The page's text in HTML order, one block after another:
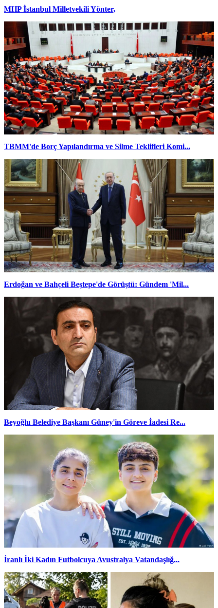
MHP İstanbul Milletvekili Yönter,
TBMM'de Borç Yapılandırma ve Silme Teklifleri Komi...
Erdoğan ve Bahçeli Beştepe'de Görüştü: Gündem 'Mil...
Beyoğlu Belediye Başkanı Güney'in Göreve İadesi Re...
İranlı İki Kadın Futbolcuya Avustralya Vatandaşlığ...